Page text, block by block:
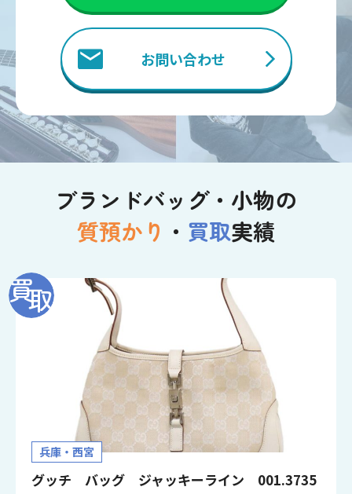
お問い合わせ
ブランドバッグ・小物の
質預かり ・ 買取実績
兵庫・西宮
グッチ バッグ ジャッキーライン 001.3735